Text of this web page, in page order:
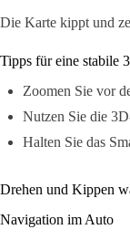
Die Karte kippt und
Tipps für eine stabile
Zoomen Sie vor
Nutzen Sie die
Halten Sie das
Drehen und Kippen
Navigation im Auto